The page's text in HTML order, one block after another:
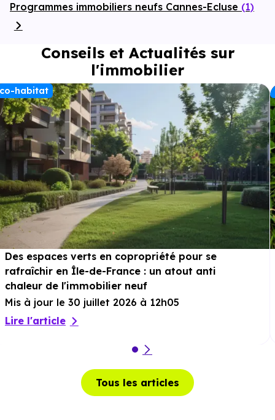
Programmes immobiliers neufs Cannes-Ecluse (1)
Conseils et Actualités sur
l'immobilier
habitat
Des espaces verts en copropriété pour se
rafraîchir en Île-de-France : un atout anti
chaleur de l'immobilier neuf
Mis à jour le 30 juillet 2026 à 12h05
Lire l'article
Tous les articles